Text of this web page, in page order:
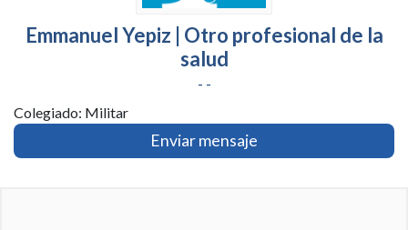
Emmanuel Yepiz | Otro profesional de la
salud
- -
Colegiado: Militar
Enviar mensaje